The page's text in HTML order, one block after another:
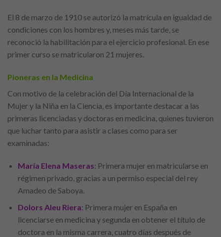
El 8 de marzo de 1910 se autorizó la matrícula en igualdad de
condiciones con los hombres y, meses más tarde, se
reconoció la habilitación para el ejercicio profesional. En ese
primer curso se matricularon 21 mujeres.
Pioneras en la Medicina
Con motivo de la celebración del Día Internacional de la
Mujer y la Niña en la Ciencia, es importante destacar a las
primeras licenciadas y doctoras en medicina, quienes tuvieron
que luchar tanto para asistir a clases como para ser
examinadas:
María Elena Maseras: Primera mujer en matricularse en
régimen privado, gracias a un permiso especial del rey
Amadeo de Saboya.
Dolors Aleu Riera: Primera mujer en España en
licenciarse en medicina y segunda en obtener el título de
doctora en la misma carrera, cuatro días después de